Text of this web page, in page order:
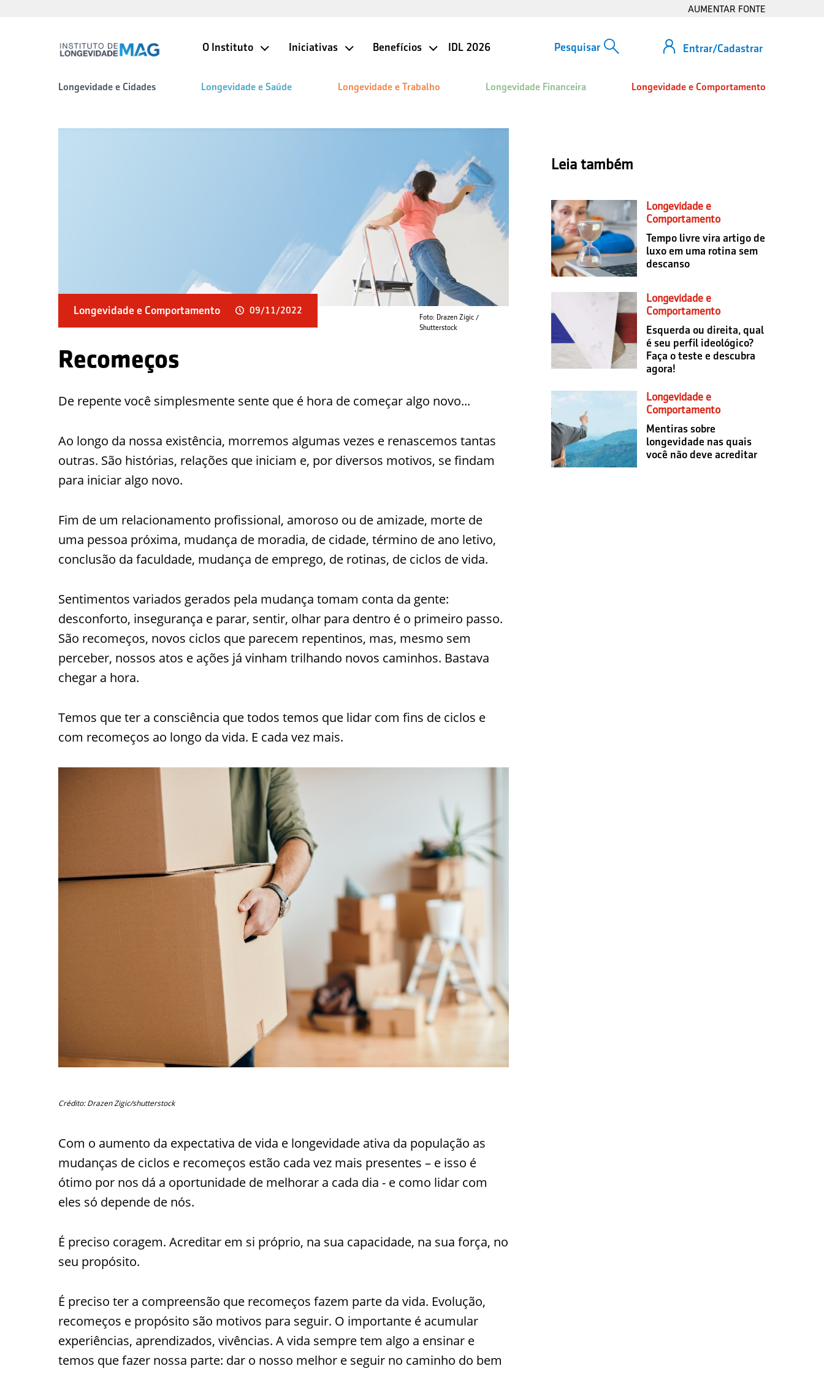
AUMENTAR FONTE
Entrar/Cadastrar
O Instituto Iniciativas Benefícios IDL 2026
Longevidade e Cidades Longevidade e Saúde Longevidade e Trabalho Longevidade Financeira Longevidade e Comportamento
Foto: Drazen Zigic /
Shutterstock
Longevidade e Comportamento 09/11/2022
Recomeços
De repente você simplesmente sente que é hora de começar algo novo...
Ao longo da nossa existência, morremos algumas vezes e renascemos tantas
outras. São histórias, relações que iniciam e, por diversos motivos, se findam
para iniciar algo novo.
Fim de um relacionamento profissional, amoroso ou de amizade, morte de
uma pessoa próxima, mudança de moradia, de cidade, término de ano letivo,
conclusão da faculdade, mudança de emprego, de rotinas, de ciclos de vida.
Sentimentos variados gerados pela mudança tomam conta da gente:
desconforto, insegurança e parar, sentir, olhar para dentro é o primeiro passo.
São recomeços, novos ciclos que parecem repentinos, mas, mesmo sem
perceber, nossos atos e ações já vinham trilhando novos caminhos. Bastava
chegar a hora.
Temos que ter a consciência que todos temos que lidar com fins de ciclos e
com recomeços ao longo da vida. E cada vez mais.
Crédito: Drazen Zigic/shutterstock
Com o aumento da expectativa de vida e longevidade ativa da população as
mudanças de ciclos e recomeços estão cada vez mais presentes – e isso é
ótimo por nos dá a oportunidade de melhorar a cada dia - e como lidar com
eles só depende de nós.
É preciso coragem. Acreditar em si próprio, na sua capacidade, na sua força, no
seu propósito.
É preciso ter a compreensão que recomeços fazem parte da vida. Evolução,
recomeços e propósito são motivos para seguir. O importante é acumular
experiências, aprendizados, vivências. A vida sempre tem algo a ensinar e
temos que fazer nossa parte: dar o nosso melhor e seguir no caminho do bem
Leia também
Longevidade e
Comportamento
Tempo livre vira artigo de
luxo em uma rotina sem
descanso
Longevidade e
Comportamento
Esquerda ou direita, qual
é seu perfil ideológico?
Faça o teste e descubra
agora!
Longevidade e
Comportamento
Mentiras sobre
longevidade nas quais
você não deve acreditar